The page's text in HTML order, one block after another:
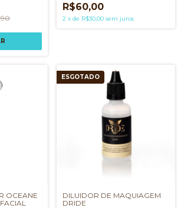
R$60,00
2 x de R$30,00 sem juros
OCEANE
ESGOTADO
DILUIDOR DE MAQUIAGEM
DRIDE